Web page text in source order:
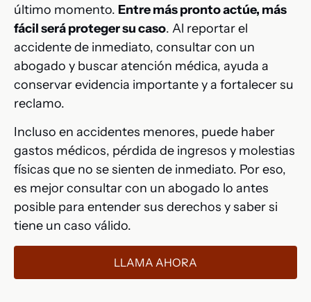
último momento. Entre más pronto actúe, más
fácil será proteger su caso. Al reportar el
accidente de inmediato, consultar con un
abogado y buscar atención médica, ayuda a
conservar evidencia importante y a fortalecer su
reclamo.
Incluso en accidentes menores, puede haber
gastos médicos, pérdida de ingresos y molestias
físicas que no se sienten de inmediato. Por eso,
es mejor consultar con un abogado lo antes
posible para entender sus derechos y saber si
tiene un caso válido.
LLAMA AHORA